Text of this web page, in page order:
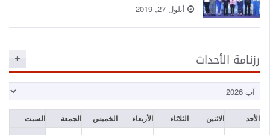
أيلول 27, 2019
رزنامة الأحداث
الأحد الاثنين الثلاثاء الأربعاء الخميس الجمعة السبت